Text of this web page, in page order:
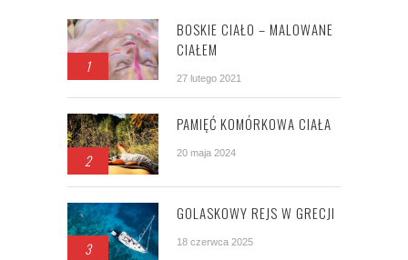
1
BOSKIE CIAŁO – MALOWANE
CIAŁEM
27 lutego 2021
2
PAMIĘĆ KOMÓRKOWA CIAŁA
20 maja 2024
3
GOLASKOWY REJS W GRECJI
18 czerwca 2025